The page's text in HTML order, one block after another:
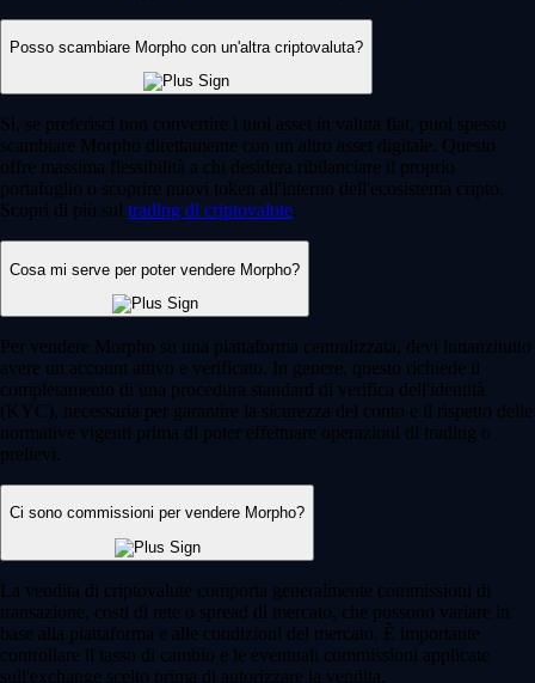
Posso scambiare Morpho con un'altra criptovaluta?
Sì, se preferisci non convertire i tuoi asset in valuta fiat, puoi spesso
scambiare Morpho direttamente con un altro asset digitale. Questo
offre massima flessibilità a chi desidera ribilanciare il proprio
portafoglio o scoprire nuovi token all'interno dell'ecosistema cripto.
Scopri di più sul trading di criptovalute
Cosa mi serve per poter vendere Morpho?
Per vendere Morpho su una piattaforma centralizzata, devi innanzitutto
avere un account attivo e verificato. In genere, questo richiede il
completamento di una procedura standard di verifica dell'identità
(KYC), necessaria per garantire la sicurezza del conto e il rispetto delle
normative vigenti prima di poter effettuare operazioni di trading o
prelievi.
Ci sono commissioni per vendere Morpho?
La vendita di criptovalute comporta generalmente commissioni di
transazione, costi di rete o spread di mercato, che possono variare in
base alla piattaforma e alle condizioni del mercato. È importante
controllare il tasso di cambio e le eventuali commissioni applicate
sull'exchange scelto prima di autorizzare la vendita.